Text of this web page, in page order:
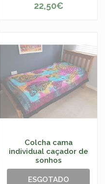
22,50€
Colcha cama
individual caçador de
sonhos
ESGOTADO